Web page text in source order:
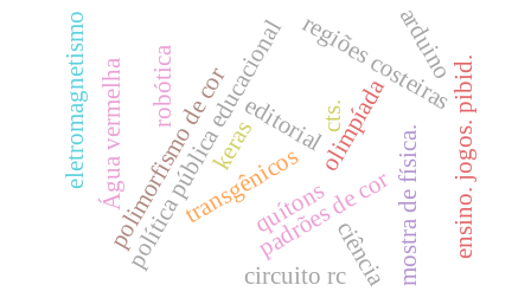
editorialolimpíada
política pública educacionalpadrões de cor
polimorfismo de cor quítons
regiões costeiras
robótica
keras mostra de física.
transgênicos
cts.
Água vermelha
eletromagnetismo ensino. jogos. pibid.
ciência
arduino
circuito rc